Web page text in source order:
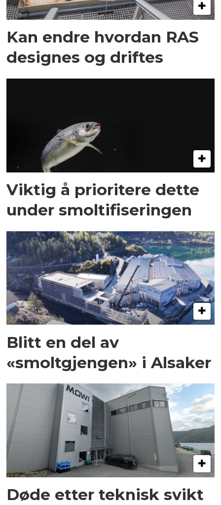
Kan endre hvordan RAS
designes og driftes
Viktig å prioritere dette
under smoltifiseringen
Blitt en del av
«smoltgjengen» i Alsaker
Døde etter teknisk svikt